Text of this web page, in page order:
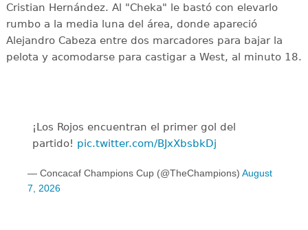
Cristian Hernández. Al "Cheka" le bastó con elevarlo
rumbo a la media luna del área, donde apareció
Alejandro Cabeza entre dos marcadores para bajar la
pelota y acomodarse para castigar a West, al minuto 18.
¡Los Rojos encuentran el primer gol del
partido! pic.twitter.com/BJxXbsbkDj
— Concacaf Champions Cup (@TheChampions) August
7, 2026